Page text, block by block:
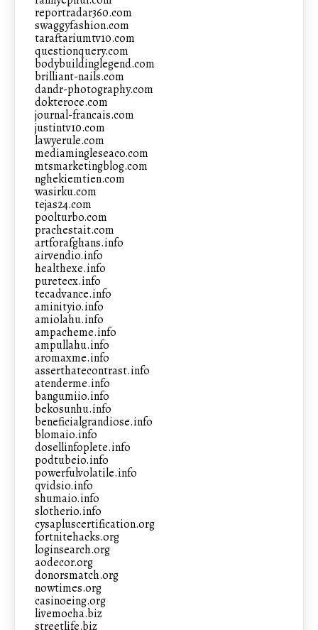
reportradar360.com
swaggyfashion.com
taraftariumtv10.com
questionquery.com
bodybuildinglegend.com
brilliant-nails.com
dandr-photography.com
dokteroce.com
journal-francais.com
justintv10.com
lawyerule.com
mediamingleseaco.com
mtsmarketingblog.com
nghekiemtien.com
wasirku.com
tejas24.com
poolturbo.com
prachestait.com
artforafghans.info
airvendio.info
healthexe.info
puretecx.info
tecadvance.info
aminityio.info
amiolahu.info
ampacheme.info
ampullahu.info
aromaxme.info
asserthatecontrast.info
atenderme.info
bangumiio.info
bekosunhu.info
beneficialgrandiose.info
blomaio.info
dosellinfoplete.info
podtubeio.info
powerfulvolatile.info
qvidsio.info
shumaio.info
slotherio.info
cysapluscertification.org
fortnitehacks.org
loginsearch.org
aodecor.org
donorsmatch.org
nowtimes.org
casinoeing.org
livemocha.biz
streetlife.biz